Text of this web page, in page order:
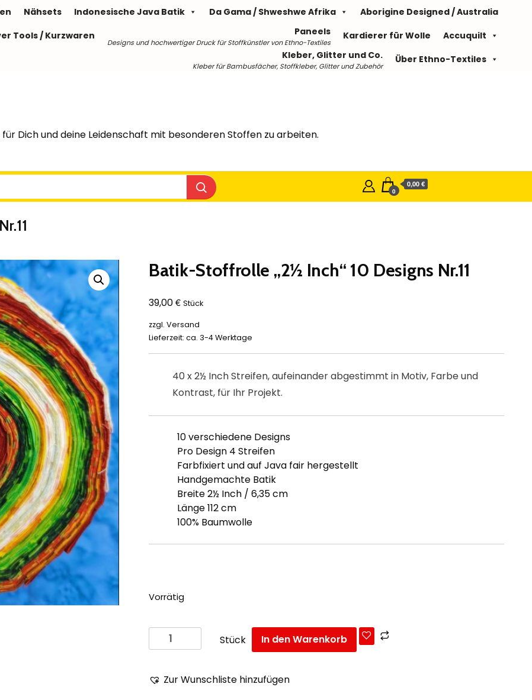
Nähsets Indonesische Java Batik Da Gama / Shweshwe Afrika
Aborigine Designed / Australia
Tools / Kurzwaren Paneels
Designs und hochwertiger Druck für Stoffkünstler von Ethno-Textiles
Kardierer für Wolle
Accuquilt
Kleber, Glitter und Co.
Kleber für Bambusfächer, Stoffkleber, Glitter und Zubehör
Über Ethno-Textiles
Dich und deine Leidenschaft mit besonderen Stoffen zu arbeiten.
0
0,00 €
Batik-Stoffrolle „2½ Inch“ 10 Designs Nr.11
39,00€ Stück
zzgl. Versand
Lieferzeit: ca. 3-4 Werktage
40 x 2½ Inch Streifen, aufeinander abgestimmt in Motiv, Farbe und
Kontrast, für Ihr Projekt.
10 verschiedene Designs
Pro Design 4 Streifen
Farbfixiert und auf Java fair hergestellt
Handgemachte Batik
Breite 2½ Inch / 6,35 cm
Länge 112 cm
100% Baumwolle
Vorrätig
Batik-
Stoffrolle „2½
10
Stück In den Warenkorb
Zur Wunschliste hinzufügen